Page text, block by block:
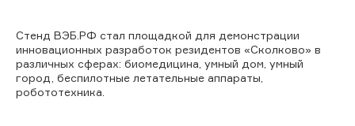
Стенд ВЭБ.РФ стал площадкой для демонстрации
инновационных разработок резидентов «Сколково» в
различных сферах: биомедицина, умный дом, умный
город, беспилотные летательные аппараты,
робототехника.